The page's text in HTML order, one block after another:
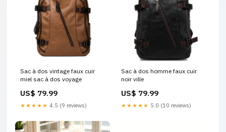
Sac à dos vintage faux cuir
miel sac à dos voyage
US$ 79.99
★★★★★ 4.5 (9 reviews)
Sac à dos homme faux cuir
noir ville
US$ 79.99
★★★★★ 5.0 (10 reviews)